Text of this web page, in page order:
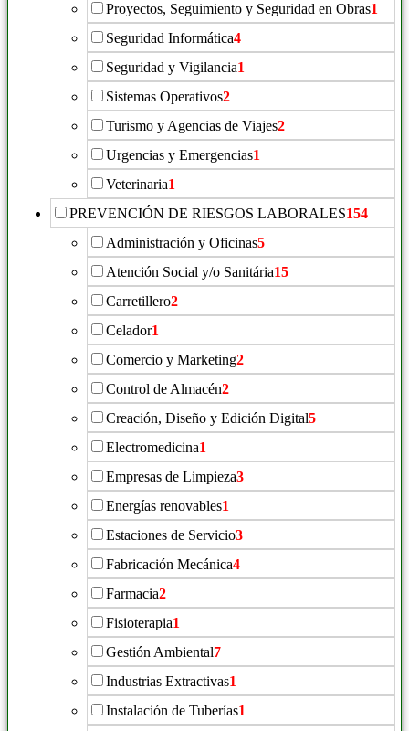
Proyectos, Seguimiento y Seguridad en Obras1
Seguridad Informática4
Seguridad y Vigilancia1
Sistemas Operativos2
Turismo y Agencias de Viajes2
Urgencias y Emergencias1
Veterinaria1
PREVENCIÓN DE RIESGOS LABORALES154
Administración y Oficinas5
Atención Social y/o Sanitária15
Carretillero2
Celador1
Comercio y Marketing2
Control de Almacén2
Creación, Diseño y Edición Digital5
Electromedicina1
Empresas de Limpieza3
Energías renovables1
Estaciones de Servicio3
Fabricación Mecánica4
Farmacia2
Fisioterapia1
Gestión Ambiental7
Industrias Extractivas1
Instalación de Tuberías1